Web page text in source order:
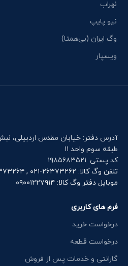
نهراب
نیو پایپ
وگ ایران (بی‌همتا)
ویسپار
طبقه سوم واحد ۱۱
کد پستی: ۱۹۸۵۶۸۳۵۲۱
تلفن وگ کالا: ۲۶۳۷۳۲۶۲-۰۲۱ , ۲۶۳۷۳۲۶۴-۰۲۱
موبایل دفتر وگ کالا: ۰۹۰۰۱۲۲۷۹۱۴
فرم های کاربری
درخواست خرید
درخواست قطعه
گارانتی و خدمات پس از فروش